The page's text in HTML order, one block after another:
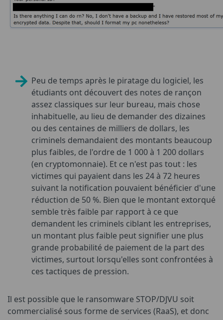
Peu de temps après le piratage du logiciel, les
étudiants ont découvert des notes de rançon
assez classiques sur leur bureau, mais chose
inhabituelle, au lieu de demander des dizaines
ou des centaines de milliers de dollars, les
criminels demandaient des montants beaucoup
plus faibles, de l'ordre de 1 000 à 1 200 dollars
(en cryptomonnaie). Et ce n'est pas tout : les
victimes qui payaient dans les 24 à 72 heures
suivant la notification pouvaient bénéficier d'une
réduction de 50 %. Bien que le montant extorqué
semble très faible par rapport à ce que
demandent les criminels ciblant les entreprises,
un montant plus faible peut signifier une plus
grande probabilité de paiement de la part des
victimes, surtout lorsqu'elles sont confrontées à
ces tactiques de pression.
Il est possible que le ransomware STOP/DJVU soit
commercialisé sous forme de services (RaaS), et donc